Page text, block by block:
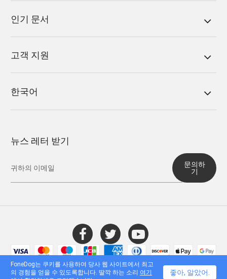
인기 문서
고객 지원
한국어
뉴스 레터 받기
문의하
기
© 2016 - 2026 FoneDog Technology Limited, 홍콩. 모든 권리 보유.
FoneDog는 쿠키를 사용하여 당사 웹 사이트에서 최고
의 경험을 얻을 수 있도록합니다. 딸깍 하는 소리 여기
좋아, 알았어.